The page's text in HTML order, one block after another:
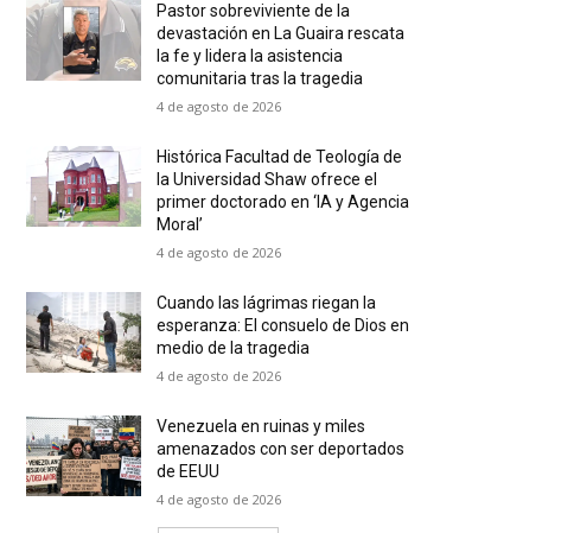
Pastor sobreviviente de la
devastación en La Guaira rescata
la fe y lidera la asistencia
comunitaria tras la tragedia
4 de agosto de 2026
Histórica Facultad de Teología de
la Universidad Shaw ofrece el
primer doctorado en ‘IA y Agencia
Moral’
4 de agosto de 2026
Cuando las lágrimas riegan la
esperanza: El consuelo de Dios en
medio de la tragedia
4 de agosto de 2026
Venezuela en ruinas y miles
amenazados con ser deportados
de EEUU
4 de agosto de 2026